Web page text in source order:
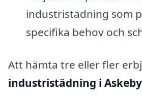
industristädning som
specifika behov och
Att hämta tre eller fler
industristädning i Askeby